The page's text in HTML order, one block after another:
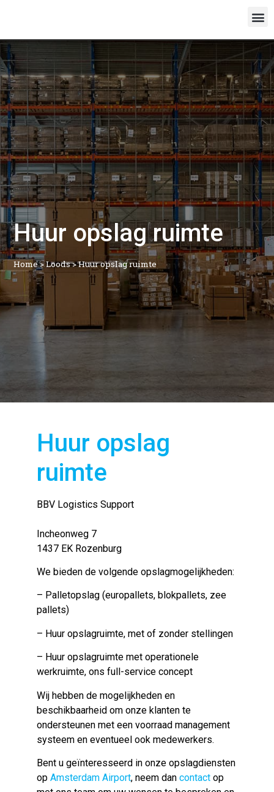
Huur opslag ruimte
Home>Loods>Huur opslag ruimte
Huur opslag
ruimte
BBV Logistics Support
Incheonweg 7
1437 EK Rozenburg
We bieden de volgende opslagmogelijkheden:
– Palletopslag (europallets, blokpallets, zee
pallets)
– Huur opslagruimte, met of zonder stellingen
– Huur opslagruimte met operationele
werkruimte, ons full-service concept
Wij hebben de mogelijkheden en
beschikbaarheid om onze klanten te
ondersteunen met een voorraad management
systeem en eventueel ook medewerkers.
Bent u geïnteresseerd in onze opslagdiensten
op Amsterdam Airport, neem dan contact op